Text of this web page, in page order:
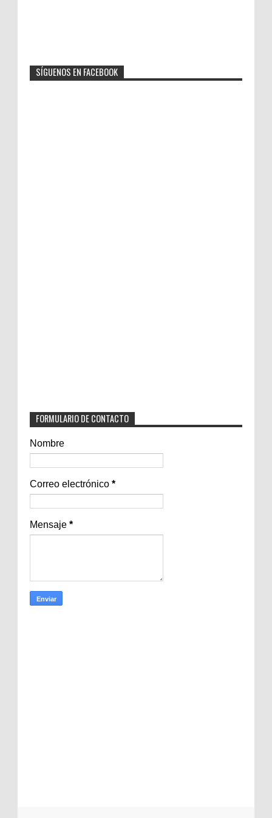
SÍGUENOS EN FACEBOOK
FORMULARIO DE CONTACTO
Nombre
Correo electrónico *
Mensaje *